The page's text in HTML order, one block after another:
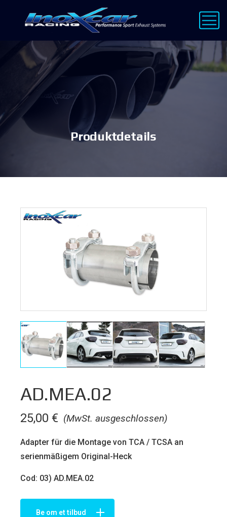
Produktdetails
AD.MEA.02
(MwSt. ausgeschlossen)
25,00 €
Adapter für die Montage von TCA / TCSA an
serienmäßigem Original-Heck
Cod: 03) AD.MEA.02
Be om et tilbud